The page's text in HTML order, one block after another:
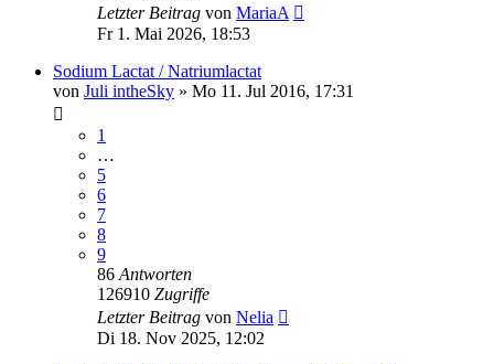
Letzter Beitrag von MariaA
Fr 1. Mai 2026, 18:53
Sodium Lactat / Natriumlactat
von Juli intheSky » Mo 11. Jul 2016, 17:31
1
…
5
6
7
8
9
86 Antworten
126910 Zugriffe
Letzter Beitrag von Nelia
Di 18. Nov 2025, 12:02